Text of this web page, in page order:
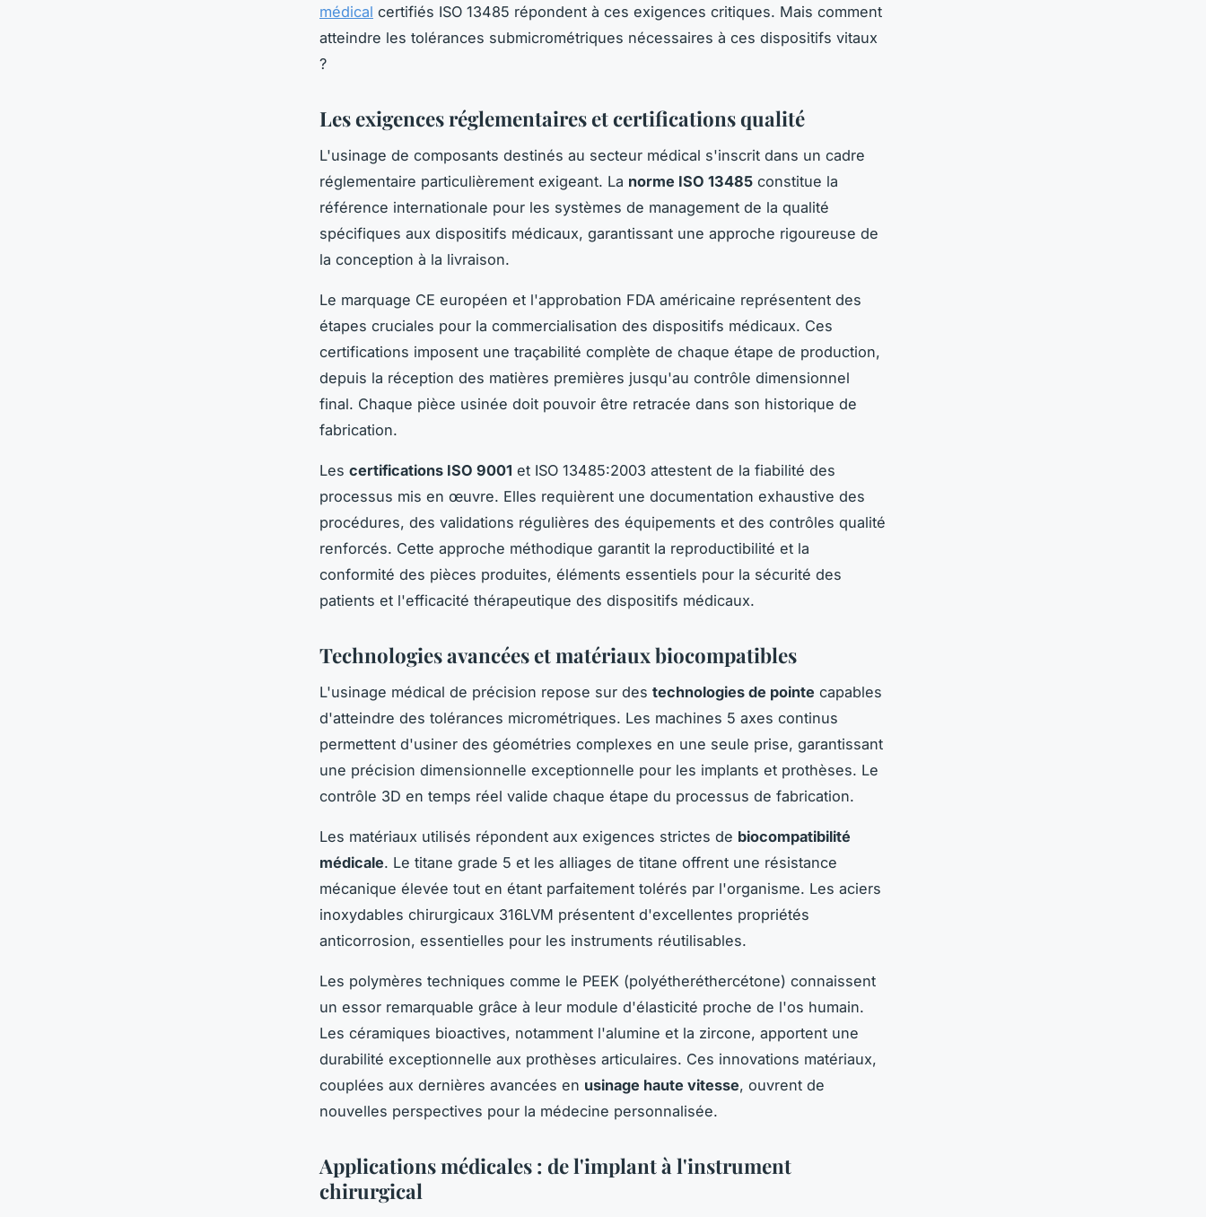
médical certifiés ISO 13485 répondent à ces exigences critiques. Mais comment
atteindre les tolérances submicrométriques nécessaires à ces dispositifs vitaux
?
Les exigences réglementaires et certifications qualité
L'usinage de composants destinés au secteur médical s'inscrit dans un cadre
réglementaire particulièrement exigeant. La norme ISO 13485 constitue la
référence internationale pour les systèmes de management de la qualité
spécifiques aux dispositifs médicaux, garantissant une approche rigoureuse de
la conception à la livraison.
Le marquage CE européen et l'approbation FDA américaine représentent des
étapes cruciales pour la commercialisation des dispositifs médicaux. Ces
certifications imposent une traçabilité complète de chaque étape de production,
depuis la réception des matières premières jusqu'au contrôle dimensionnel
final. Chaque pièce usinée doit pouvoir être retracée dans son historique de
fabrication.
Les certifications ISO 9001 et ISO 13485:2003 attestent de la fiabilité des
processus mis en œuvre. Elles requièrent une documentation exhaustive des
procédures, des validations régulières des équipements et des contrôles qualité
renforcés. Cette approche méthodique garantit la reproductibilité et la
conformité des pièces produites, éléments essentiels pour la sécurité des
patients et l'efficacité thérapeutique des dispositifs médicaux.
Technologies avancées et matériaux biocompatibles
L'usinage médical de précision repose sur des technologies de pointe capables
d'atteindre des tolérances micrométriques. Les machines 5 axes continus
permettent d'usiner des géométries complexes en une seule prise, garantissant
une précision dimensionnelle exceptionnelle pour les implants et prothèses. Le
contrôle 3D en temps réel valide chaque étape du processus de fabrication.
Les matériaux utilisés répondent aux exigences strictes de biocompatibilité
médicale. Le titane grade 5 et les alliages de titane offrent une résistance
mécanique élevée tout en étant parfaitement tolérés par l'organisme. Les aciers
inoxydables chirurgicaux 316LVM présentent d'excellentes propriétés
anticorrosion, essentielles pour les instruments réutilisables.
Les polymères techniques comme le PEEK (polyétheréthercétone) connaissent
un essor remarquable grâce à leur module d'élasticité proche de l'os humain.
Les céramiques bioactives, notamment l'alumine et la zircone, apportent une
durabilité exceptionnelle aux prothèses articulaires. Ces innovations matériaux,
couplées aux dernières avancées en usinage haute vitesse, ouvrent de
nouvelles perspectives pour la médecine personnalisée.
Applications médicales : de l'implant à l'instrument
chirurgical